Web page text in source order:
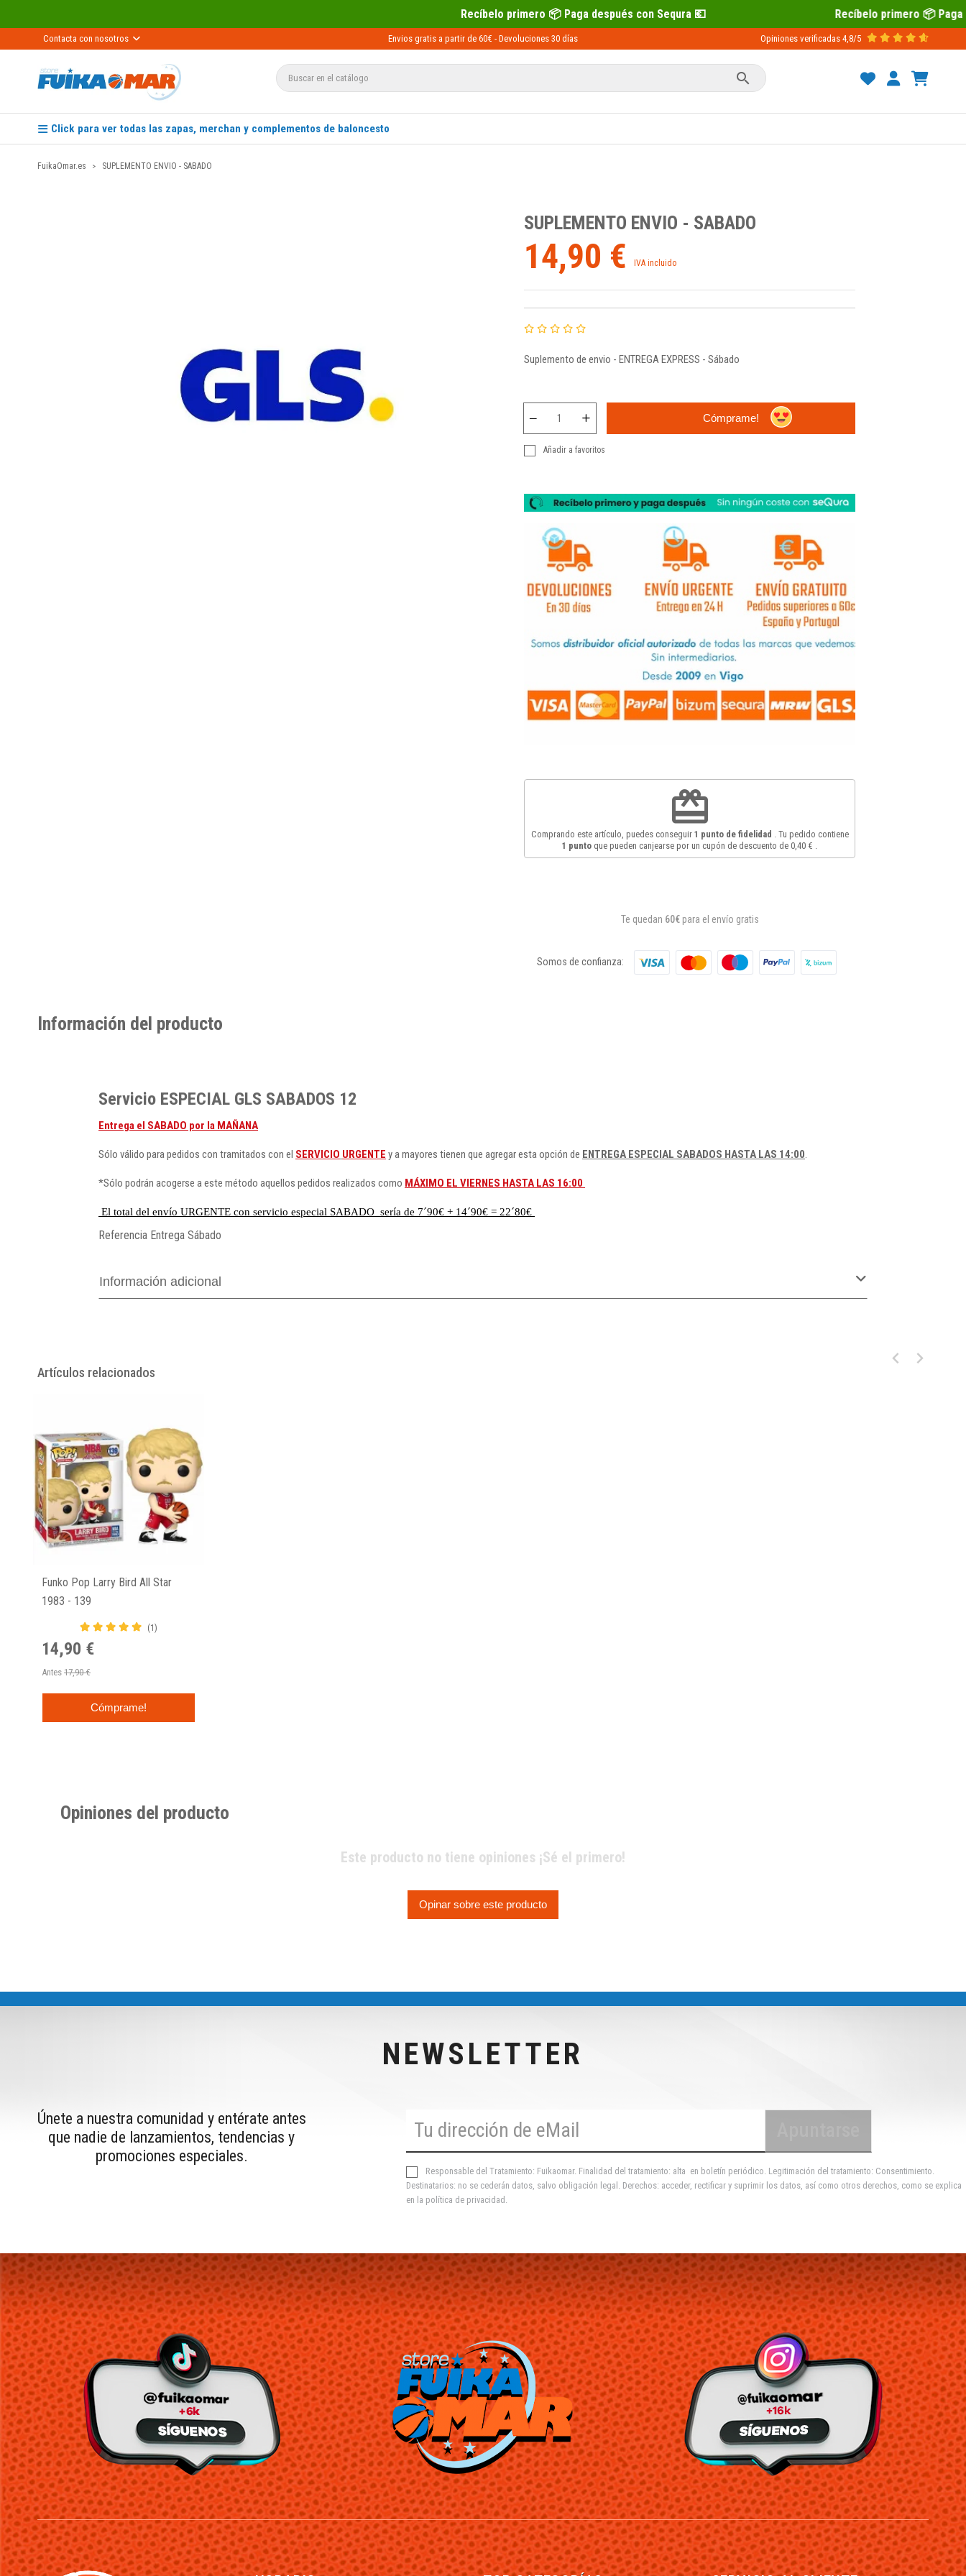
Recíbelo primero 📦 Paga después con Sequra 💶 Recíbelo primero 📦 Paga después con Sequra 💶
Contacta con nosotros Envios gratis a partir de 60€ - Devoluciones 30 días Opiniones verificadas 4,8/5

Click para ver todas las zapas, merchan y complementos de baloncesto
FuikaOmar.es SUPLEMENTO ENVIO - SABADO
SUPLEMENTO ENVIO - SABADO
14,90 € IVA incluido
Suplemento de envio - ENTREGA EXPRESS - Sábado
Cómprame!
Añadir a favoritos
redeem
Comprando este artículo, puedes conseguir 1 punto de fidelidad . Tu pedido contiene
1 punto que pueden canjearse por un cupón de descuento de 0,40 €
Te quedan 60€para el envío gratis
Somos de confianza:
Información del producto
Servicio ESPECIAL GLS SABADOS 12
Entrega el SABADO por la MAÑANA
Sólo válido para pedidos con tramitados con el SERVICIO URGENTE y a mayores tienen que agregar esta opción de ENTREGA ESPECIAL SABADOS HASTA LAS 14:00.
*Sólo podrán acogerse a este método aquellos pedidos realizados como MÁXIMO EL VIERNES HASTA LAS 16:00
El total del envío URGENTE con servicio especial SABADO sería de 7´90€ + 14´90€ = 22´80€
Referencia Entrega Sábado
Información adicional
Artículos relacionados
Funko Pop Larry Bird All Star
1983 - 139
(1)
14,90 €
Antes 17,90 €
Cómprame!
Opiniones del producto
Este producto no tiene opiniones ¡Sé el primero!
Opinar sobre este producto
NEWSLETTER
Únete a nuestra comunidad y entérate antes
que nadie de lanzamientos, tendencias y
promociones especiales.
Responsable del Tratamiento: Fuikaomar. Finalidad del tratamiento: alta en boletín periódico. Legitimación del tratamiento: Consentimiento.
Destinatarios: no se cederán datos, salvo obligación legal. Derechos: acceder, rectificar y suprimir los datos, así como otros derechos, como se explica
en la política de privacidad